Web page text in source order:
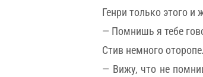
Генри только этого и
— Помнишь я тебе
Стив немного
— Вижу, что не